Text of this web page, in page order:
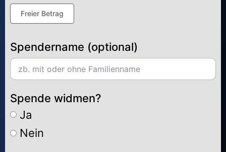
Freier Betrag
Spendername (optional)
Spende widmen?
Ja
Nein